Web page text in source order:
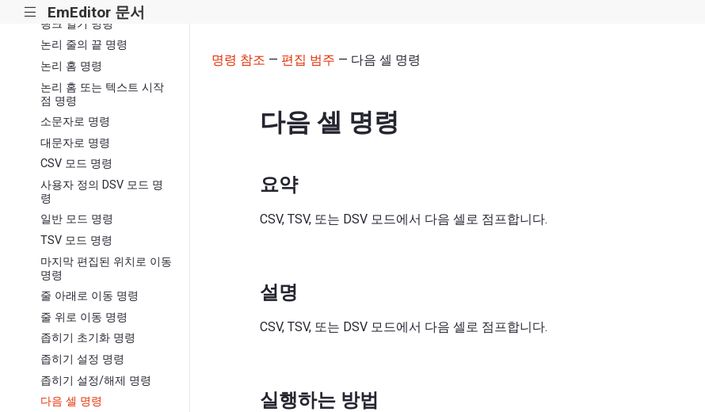
||| EmEditor 문서
아래쪽에 줄 열기 명령
링크 열기 명령
논리 줄의 끝 명령
논리 홈 명령
논리 홈 또는 텍스트 시작
점 명령
소문자로 명령
대문자로 명령
CSV 모드 명령
사용자 정의 DSV 모드 명
령
일반 모드 명령
TSV 모드 명령
마지막 편집된 위치로 이동
명령
줄 아래로 이동 명령
줄 위로 이동 명령
좁히기 초기화 명령
좁히기 설정 명령
좁히기 설정/해제 명령
다음 셀 명령
명령 참조 — 편집 범주 — 다음 셀 명령
다음 셀 명령
요약
CSV, TSV, 또는 DSV 모드에서 다음 셀로 점프합니다.
설명
CSV, TSV, 또는 DSV 모드에서 다음 셀로 점프합니다.
실행하는 방법